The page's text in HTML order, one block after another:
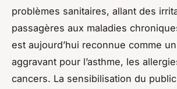
problèmes sanitaires, allant des
passagères aux maladies
est aujourd’hui reconnue comme
aggravant pour l’asthme, les
cancers. La sensibilisation du public